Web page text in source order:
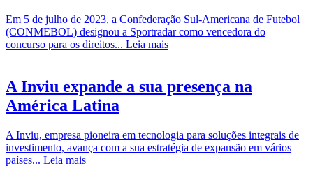
Em 5 de julho de 2023, a Confederação Sul-Americana de Futebol
(CONMEBOL) designou a Sportradar como vencedora do
concurso para os direitos... Leia mais
A Inviu expande a sua presença na
América Latina
A Inviu, empresa pioneira em tecnologia para soluções integrais de
investimento, avança com a sua estratégia de expansão em vários
países... Leia mais